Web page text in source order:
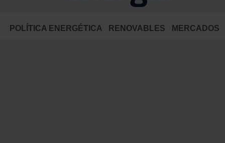
POLÍTICA ENERGÉTICA RENOVABLES MERCADOS